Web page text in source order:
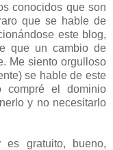
conocidos que son
que se hable de
este blog,
que un cambio de
Me siento orgulloso
se hable de este
compré el dominio
y no necesitarlo
es gratuito, bueno,